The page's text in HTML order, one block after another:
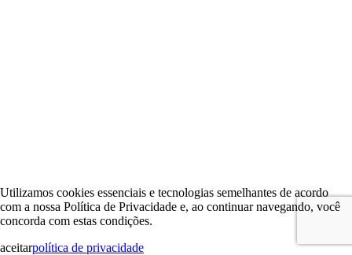
Utilizamos cookies essenciais e tecnologias semelhantes de acordo
com a nossa Política de Privacidade e, ao continuar navegando, você
concorda com estas condições.
aceitarpolítica de privacidade